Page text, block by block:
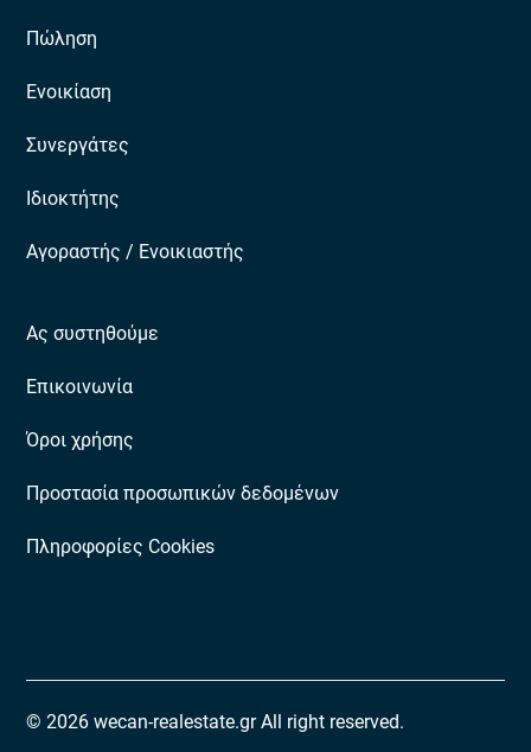
Πώληση
Ενοικίαση
Συνεργάτες
Ιδιοκτήτης
Αγοραστής / Ενοικιαστής
Ας συστηθούμε
Επικοινωνία
Όροι χρήσης
Προστασία προσωπικών δεδομένων
Πληροφορίες Cookies
© 2026 wecan-realestate.gr All right reserved.